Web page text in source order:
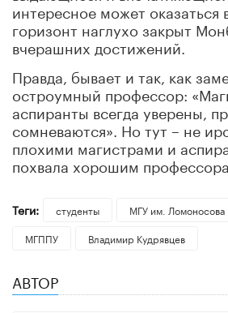
интересное может оказаться
горизонт наглухо закрыт
вчерашних достижений.
Правда, бывает и так, как
остроумный профессор:
аспиранты всегда уверены,
сомневаются». Но тут – не
плохими магистрами и
похвала хорошим
Теги: студенты МГУ им. Ломоносова
МГППУ
Владимир Кудрявцев
АВТОР